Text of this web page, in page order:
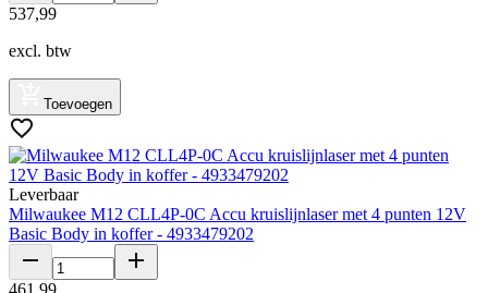
537,99
excl. btw
Toevoegen
Leverbaar
Milwaukee M12 CLL4P-0C Accu kruislijnlaser met 4 punten 12V
Basic Body in koffer - 4933479202
461 ,99